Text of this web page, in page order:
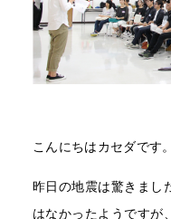
こんにちはカセダです。
昨日の地震は驚きまし
はなかったようですが